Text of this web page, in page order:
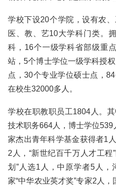
学校下设20个学院，设有农
医、教、艺10大学科门类。
科，16个一级学科省部级重
站，5个博士学位一级学科授
点，30个专业学位硕士点，
在校生32000多人。
学校在职教职员工1804人。
技术职务664人，博士学位
家杰出青年科学基金获得者1
2人，“新世纪百千万人才工程
划”人选1人，中原学者5人，
家“中华农业英才奖”专家2人